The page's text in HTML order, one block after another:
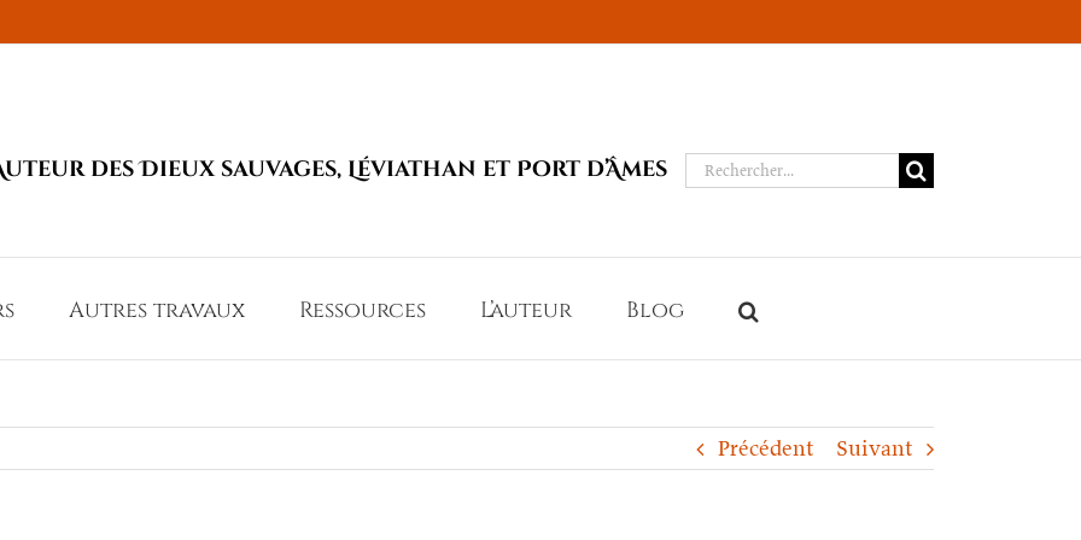
des Dieux sauvages, Léviathan et Port d’Âmes Rechercher:
Autres travaux Ressources L’auteur Blog
Précédent Suivant